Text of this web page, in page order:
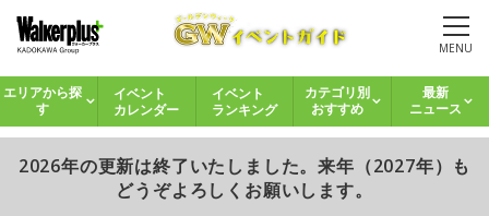
MENU
エリアから探
す
イベント
カレンダー
イベント
ランキング
カテゴリ別
おすすめ
最新
ニュース
2026年の更新は終了いたしました。来年（2027年）も
どうぞよろしくお願いします。